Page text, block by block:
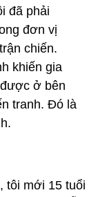
đã phải
đơn vị
chiến.
khiến gia
ở bên
tranh. Đó là
tôi mới 15 tuổi